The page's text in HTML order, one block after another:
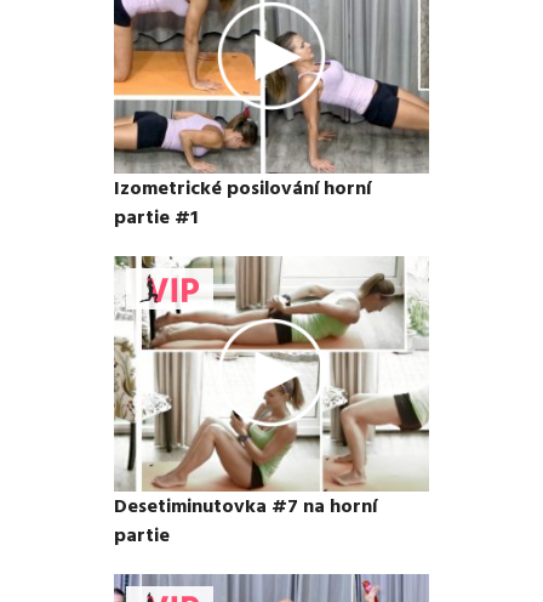
Izometrické posilování horní
partie #1
Desetiminutovka #7 na horní
partie